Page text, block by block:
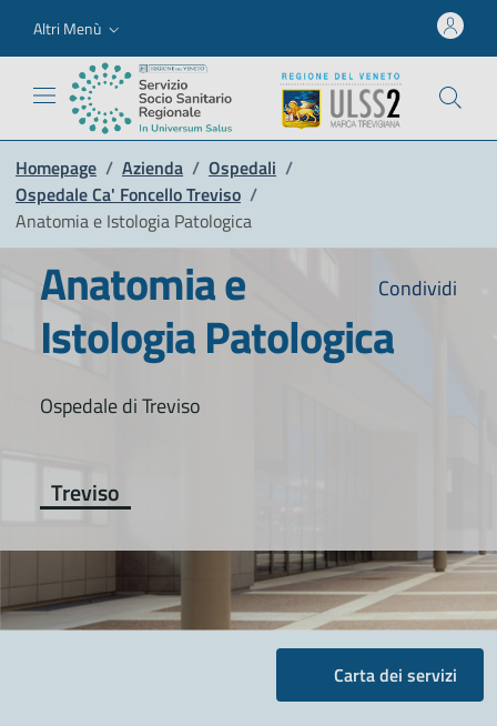
Altri Menù
Homepage / Azienda / Ospedali /
Ospedale Ca' Foncello Treviso /
Anatomia e Istologia Patologica
Condividi
Anatomia e
Istologia Patologica
Ospedale di Treviso
Treviso
Carta dei servizi